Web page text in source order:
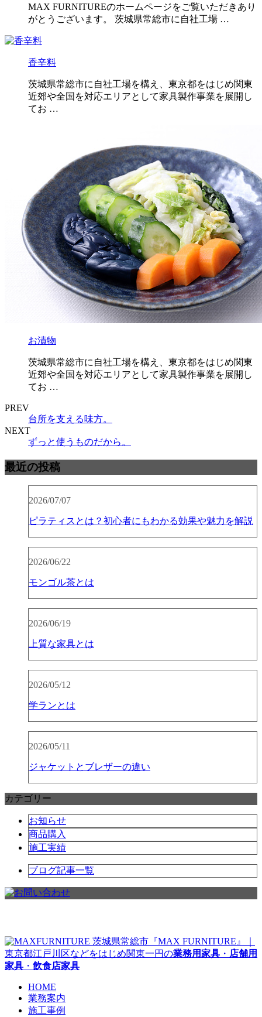
MAX FURNITUREのホームページをご覧いただきあり
がとうございます。 茨城県常総市に自社工場 …
香辛料
茨城県常総市に自社工場を構え、東京都をはじめ関東
近郊や全国を対応エリアとして家具製作事業を展開し
てお …
お漬物
茨城県常総市に自社工場を構え、東京都をはじめ関東
近郊や全国を対応エリアとして家具製作事業を展開し
てお …
PREV
台所を支える味方。
NEXT
ずっと使うものだから。
最近の投稿
2026/07/07
ピラティスとは？初心者にもわかる効果や魅力を解説
2026/06/22
モンゴル茶とは
2026/06/19
上質な家具とは
2026/05/12
学ランとは
2026/05/11
ジャケットとブレザーの違い
カテゴリー
お知らせ
商品購入
施工実績
ブログ記事一覧
茨城県常総市『MAX FURNITURE』｜
東京都江戸川区などをはじめ関東一円の業務用家具 ・ 店舗用
家具 ・ 飲食店家具
HOME
業務案内
施工事例